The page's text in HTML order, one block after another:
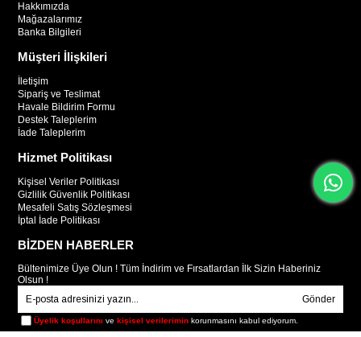
Hakkımızda
Mağazalarımız
Banka Bilgileri
Müşteri İlişkileri
İletişim
Sipariş ve Teslimat
Havale Bildirim Formu
Destek Taleplerim
İade Taleplerim
Hizmet Politikası
Kişisel Veriler Politikası
Gizlilik Güvenlik Politikası
Mesafeli Satış Sözleşmesi
İptal İade Politikası
BİZDEN HABERLER
Bültenimize Üye Olun ! Tüm İndirim ve Fırsatlardan İlk Sizin Haberiniz
Olsun !
Gönder
Üyelik koşullarını vekişisel verilerimin korunmasını kabul ediyorum.